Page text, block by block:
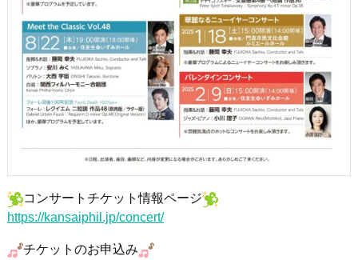
コンサートチケット情報ページ
https://kansaiphil.jp/concert/
チケットのお申込み